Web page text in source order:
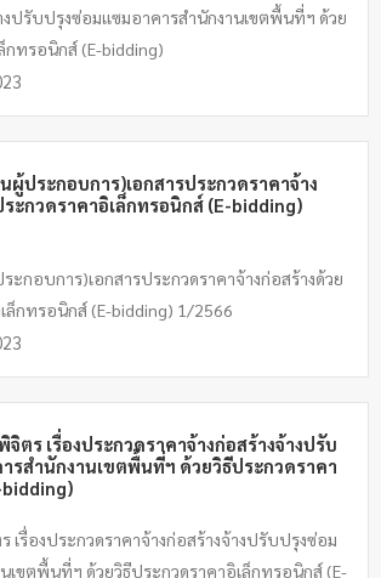
งปรับปรุงซ่อมเเซมอาคารสำนักงานเขตพื้นที่ฯ ด้วย
กทรอนิกส์ (E-bidding)
ผู้ประกอบการ)เอกสารประกวดราคาจ้าง
ะกวดราคาอิเล็กทรอนิกส์ (E-bidding)
ะกอบการ)เอกสารประกวดราคาจ้างก่อสร้างด้วย
ล็กทรอนิกส์ (E-bidding) 1/2566
ตร เรื่องประกวดราคาจ้างก่อสร้างจ้างปรับ
รสำนักงานเขตพื้นที่ฯ ด้วยวิธีประกวดราคา
bidding)
เรื่องประกวดราคาจ้างก่อสร้างจ้างปรับปรุงซ่อม
นเขตพื้นที่ฯ ด้วยวิธีประกวดราคาอิเล็กทรอนิกส์ (E-